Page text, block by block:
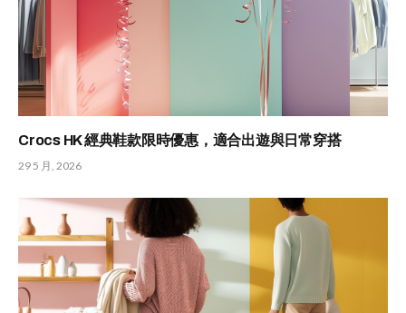
Crocs HK 經典鞋款限時優惠，適合出遊與日常穿搭
29 5 月, 2026